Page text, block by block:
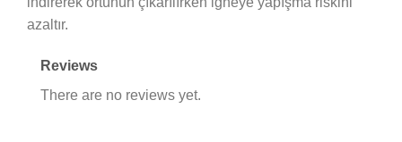
azaltır.
Reviews
There are no reviews yet.